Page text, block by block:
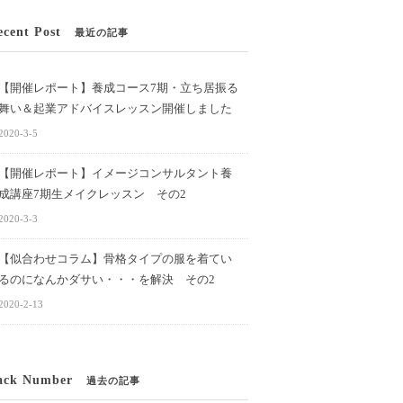
Post 最近の記事
開催レポート】養成コース7期・立ち居振る
い＆起業アドバイスレッスン開催しました
3-5
開催レポート】イメージコンサルタント養
講座7期生メイクレッスン その2
3-3
似合わせコラム】骨格タイプの服を着てい
のになんかダサい・・・を解決 その2
2-13
Number 過去の記事